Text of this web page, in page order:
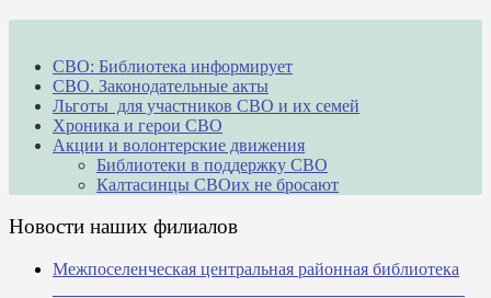
СВО: Библиотека информирует
СВО. Законодательные акты
Льготы для участников СВО и их семей
Хроника и герои СВО
Акции и волонтерские движения
Библиотеки в поддержку СВО
Калтасинцы СВОих не бросают
Новости наших филиалов
Межпоселенческая центральная районная библиотека